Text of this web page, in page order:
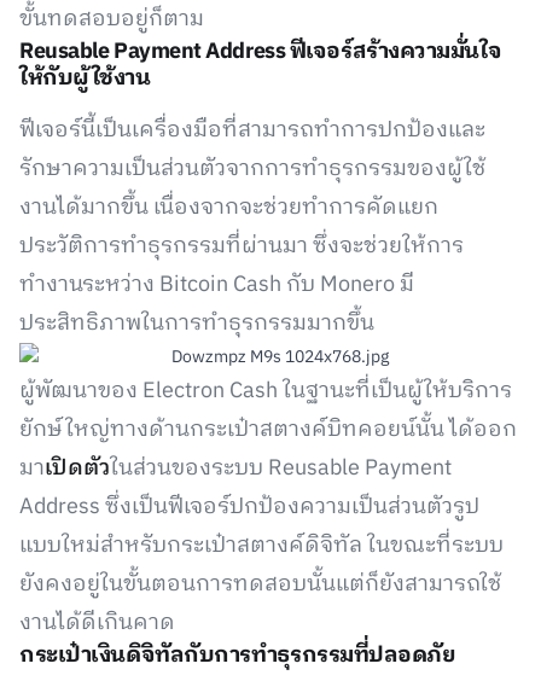
ขั้นทดสอบอยู่ก็ตาม
Reusable Payment Address ฟีเจอร์สร้างความมั่นใจ
ให้กับผู้ใช้งาน
ฟีเจอร์นี้เป็นเครื่องมือที่สามารถทำการปกป้องและ
รักษาความเป็นส่วนตัวจากการทำธุรกรรมของผู้ใช้
งานได้มากขึ้น เนื่องจากจะช่วยทำการคัดแยก
ประวัติการทำธุรกรรมที่ผ่านมา ซึ่งจะช่วยให้การ
ทำงานระหว่าง Bitcoin Cash กับ Monero มี
ประสิทธิภาพในการทำธุรกรรมมากขึ้น
ผู้พัฒนาของ Electron Cash ในฐานะที่เป็นผู้ให้บริการ
ยักษ์ใหญ่ทางด้านกระเป๋าสตางค์บิทคอยน์นั้น ได้ออก
มาเปิดตัวในส่วนของระบบ Reusable Payment
Address ซึ่งเป็นฟีเจอร์ปกป้องความเป็นส่วนตัวรูป
แบบใหม่สำหรับกระเป๋าสตางค์ดิจิทัล ในขณะที่ระบบ
ยังคงอยู่ในขั้นตอนการทดสอบนั้นแต่ก็ยังสามารถใช้
งานได้ดีเกินคาด
กระเป๋าเงินดิจิทัลกับการทำธุรกรรมที่ปลอดภัย